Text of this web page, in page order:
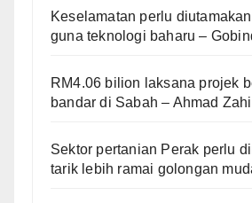
Keselamatan perlu
guna teknologi baharu –
RM4.06 bilion laksana projek
bandar di Sabah – Ahmad
Sektor pertanian Perak perlu
tarik lebih ramai golongan